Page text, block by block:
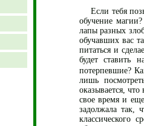
Если тебя
обучение
лапы разных
обучавших вас
питаться и
будет ставить
потерпевшие?
лишь
оказывается,
свое время и
задолжала так,
классического